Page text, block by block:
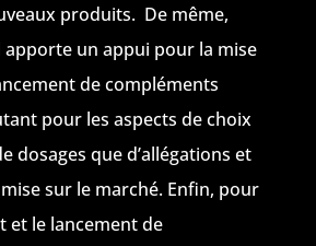
produits. De même,
apporte un appui pour la mise
de compléments
pour les aspects de choix
dosages que d’allégations et
sur le marché. Enfin, pour
et le lancement de